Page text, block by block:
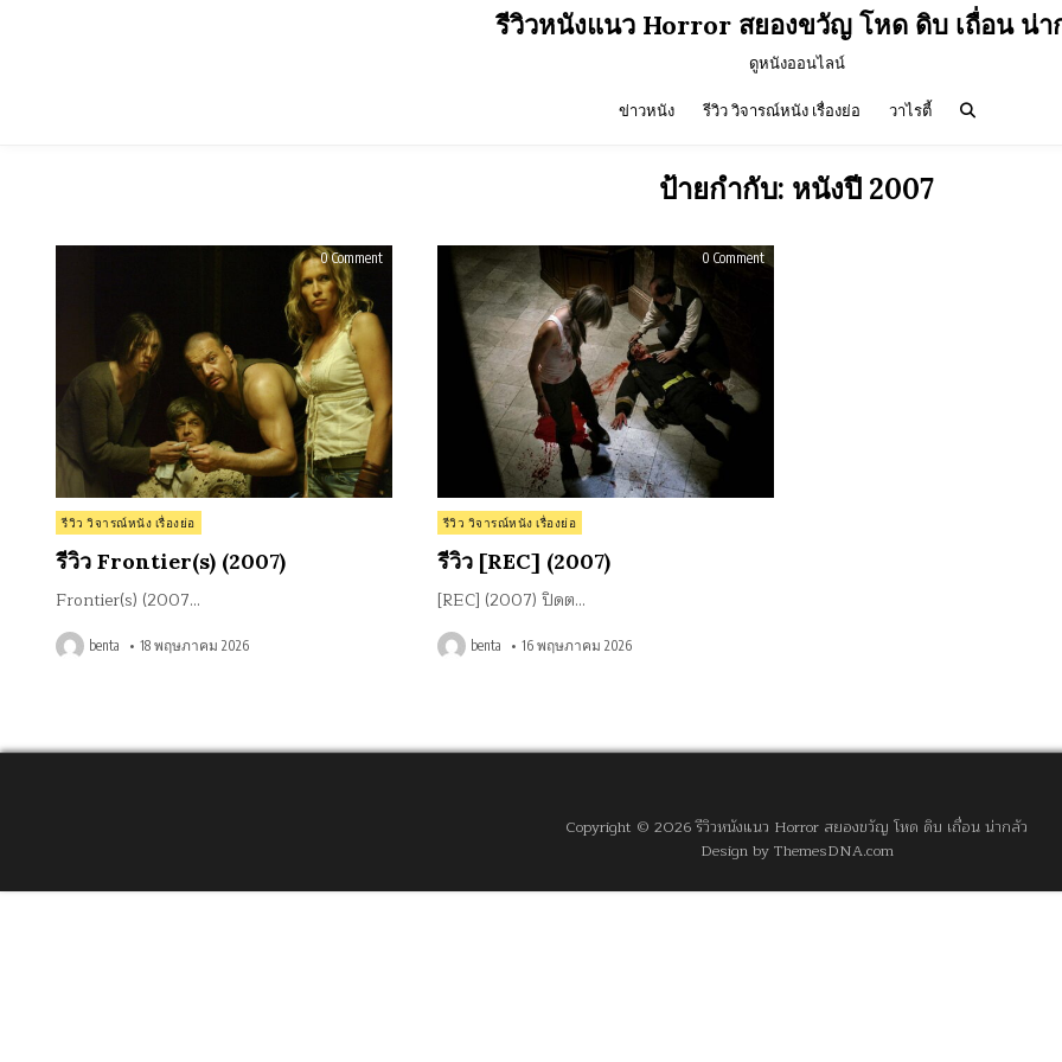
รีวิวหนังแนว Horror สยองขวัญ โหด ดิบ เถื่อน น่า
ดูหนังออนไลน์
ข่าวหนัง รีวิว วิจารณ์หนัง เรื่องย่อ วาไรตี้
ป้ายกำกับ: หนังปี 2007
0 Commenton
Posted
in
รีวิว วิจารณ์หนัง เรื่องย่อ
รีวิว Frontier(s) (2007)
Frontier(s) (2007…
benta 18 พฤษภาคม 2026
0 Commenton
รีวิว
Posted
in
รีวิว วิจารณ์หนัง เรื่องย่อ
รีวิว [REC] (2007)
[REC] (2007) ปิดต…
benta 16 พฤษภาคม 2026
Copyright © 2026 รีวิวหนังแนว Horror สยองขวัญ โหด ดิบ เถื่อน น่ากลัว
Design by ThemesDNA.com